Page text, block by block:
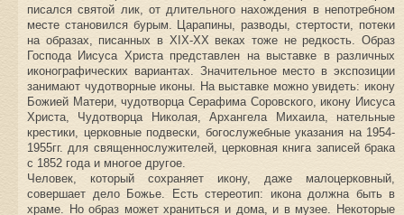
писался святой лик, от длительного нахождения в непотребном
месте становился бурым. Царапины, разводы, стертости, потеки
на образах, писанных в XIX-XX веках тоже не редкость. Образ
Господа Иисуса Христа представлен на выставке в различных
иконографических вариантах. Значительное место в экспозиции
занимают чудотворные иконы. На выставке можно увидеть: икону
Божией Матери, чудотворца Серафима Соровского, икону Иисуса
Христа, Чудотворца Николая, Архангела Михаила, нательные
крестики, церковные подвески, богослужебные указания на 1954-
1955гг. для священнослужителей, церковная книга записей брака
с 1852 года и многое другое.
Человек, который сохраняет икону, даже малоцерковный,
совершает дело Божье. Есть стереотип: икона должна быть в
храме. Но образ может храниться и дома, и в музее. Некоторые